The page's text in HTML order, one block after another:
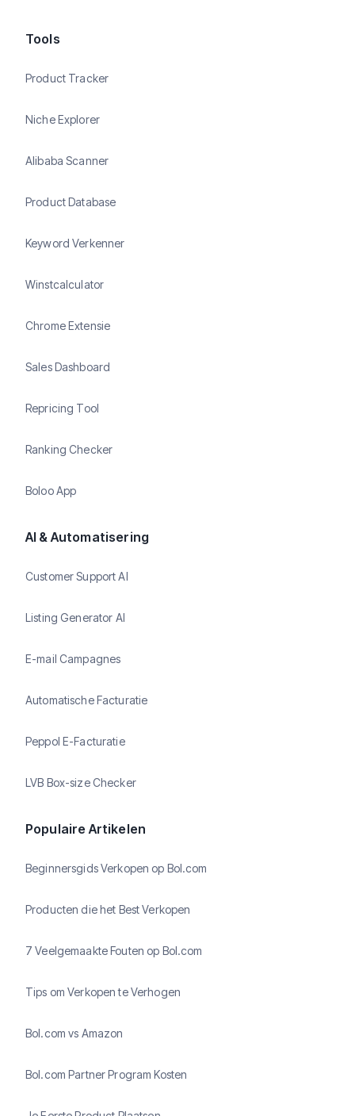
Tools
Product Tracker
Niche Explorer
Alibaba Scanner
Product Database
Keyword Verkenner
Winstcalculator
Chrome Extensie
Sales Dashboard
Repricing Tool
Ranking Checker
Boloo App
AI & Automatisering
Customer Support AI
Listing Generator AI
E-mail Campagnes
Automatische Facturatie
Peppol E-Facturatie
LVB Box-size Checker
Populaire Artikelen
Beginnersgids Verkopen op Bol.com
Producten die het Best Verkopen
7 Veelgemaakte Fouten op Bol.com
Tips om Verkopen te Verhogen
Bol.com vs Amazon
Bol.com Partner Program Kosten